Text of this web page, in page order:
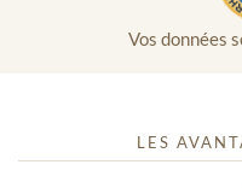
Vos données
LES